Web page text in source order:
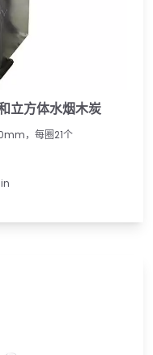
立方体水烟木炭
，每圈21个